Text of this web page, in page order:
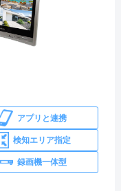
アプリと連携
検知エリア指定
録画機一体型